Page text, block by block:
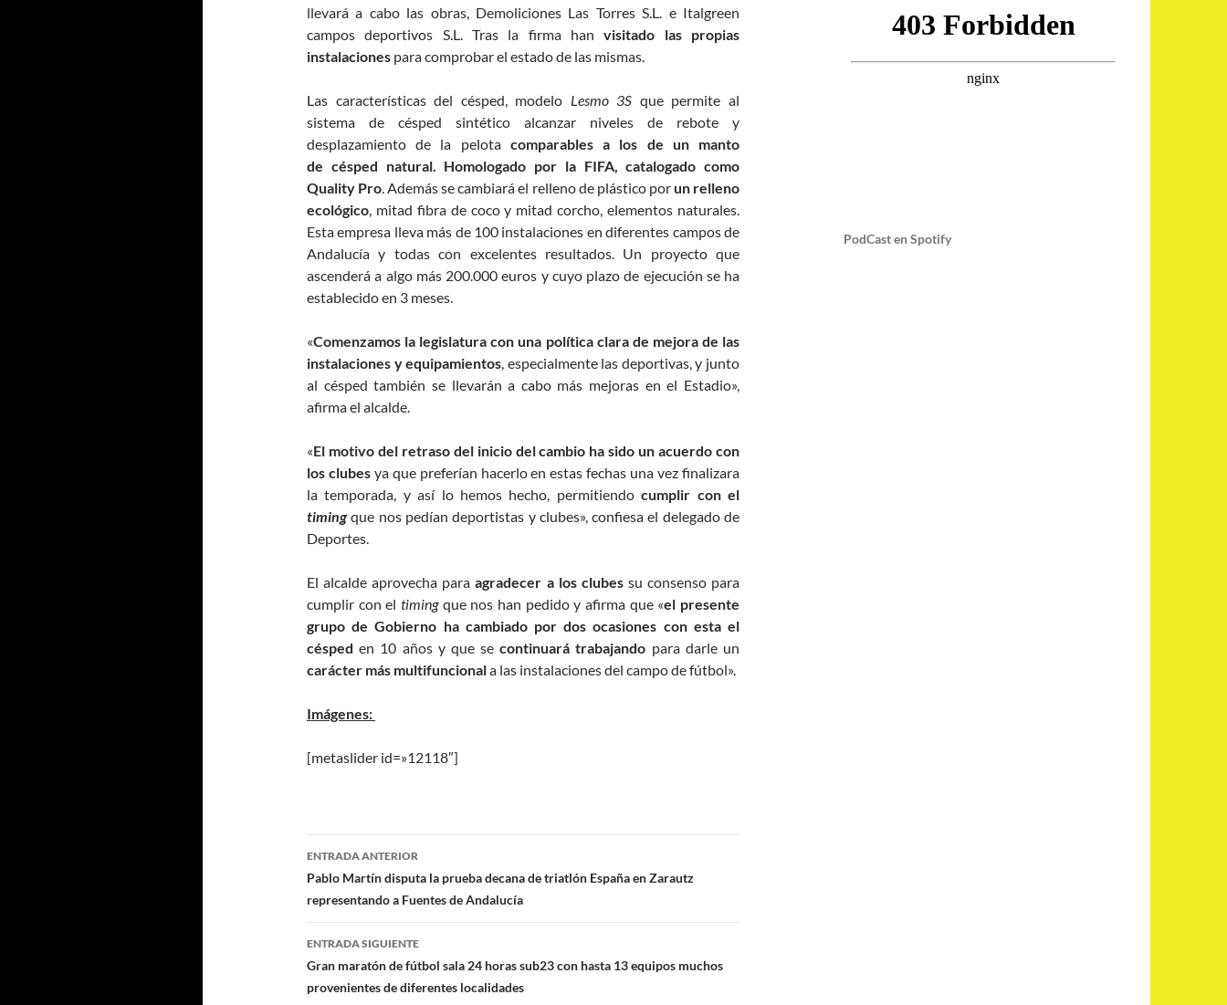
llevará a cabo las obras, Demoliciones Las Torres S.L. e Italgreen
campos deportivos S.L. Tras la firma hanvisitado las propias
instalaciones para comprobar el estado de las mismas.
Las características del césped, modelo Lesmo 3S que permite al
sistema de césped sintético alcanzar niveles de rebote y
desplazamiento de la pelota comparables a los de un manto
de césped natural. Homologado por la FIFA, catalogado como
Quality Pro. Además se cambiará el relleno de plástico porun relleno
ecológico, mitad fibra de coco y mitad corcho, elementos naturales.
Esta empresa lleva más de 100 instalaciones en diferentes campos de
Andalucía y todas con excelentes resultados. Un proyecto que
ascenderá a algo más 200.000 euros y cuyo plazo de ejecución se ha
establecido en 3 meses.
«Comenzamos la legislatura con una política clara de mejora de las
instalaciones y equipamientos, especialmente las deportivas, y junto
al césped también se llevarán a cabo más mejoras en el Estadio»,
afirma el alcalde.
«El motivo del retraso del inicio del cambio ha sido un acuerdo con
los clubesya que preferían hacerlo en estas fechas una vez finalizara
la temporada, y así lo hemos hecho, permitiendocumplir con el
timing que nos pedían deportistas y clubes», confiesa el delegado de
Deportes.
El alcalde aprovecha paraagradecer a los clubessu consenso para
cumplir con el timingque nos han pedido y afirma que «el presente
grupo de Gobierno ha cambiado por dos ocasiones con esta el
césped en 10 años y que secontinuará trabajando para darle un
carácter más multifuncionala las instalaciones del campo de fútbol».
Imágenes:
[metaslider id=»12118″]
Navegación
de
entradas
ENTRADA ANTERIOR
Pablo Martín disputa la prueba decana de triatlón España en Zarautz
representando a Fuentes de Andalucía
ENTRADA SIGUIENTE
Gran maratón de fútbol sala 24 horas sub23 con hasta 13 equipos muchos
provenientes de diferentes localidades
PodCast en Spotify